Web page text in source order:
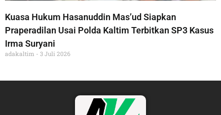
Kuasa Hukum Hasanuddin Mas’ud Siapkan
Praperadilan Usai Polda Kaltim Terbitkan SP3 Kasus
Irma Suryani
adakaltim 3 Juli 2026